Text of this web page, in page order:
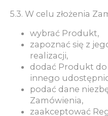
5.3. W celu złożenia
wybrać Produkt,
zapoznać się z
realizacji,
dodać Produkt
innego
podać dane
Zamówienia,
zaakceptować